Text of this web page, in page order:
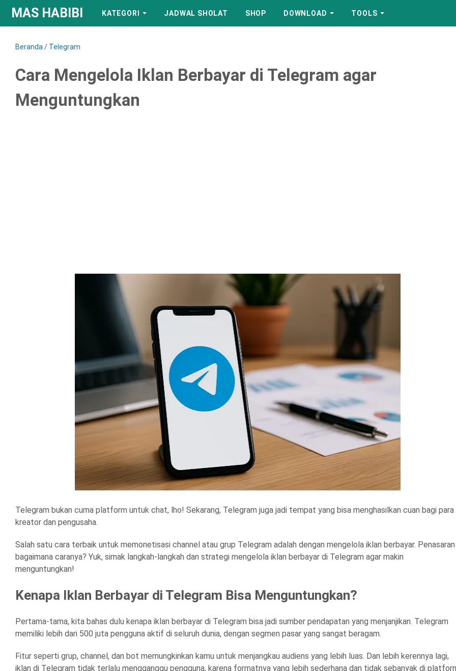
MAS HABIBI KATEGORI JADWAL SHOLAT SHOP DOWNLOAD TOOLS
Beranda / Telegram
Cara Mengelola Iklan Berbayar di Telegram agar
Menguntungkan
Telegram bukan cuma platform untuk chat, lho! Sekarang, Telegram juga jadi tempat yang bisa menghasilkan cuan bagi para
kreator dan pengusaha.
Salah satu cara terbaik untuk memonetisasi channel atau grup Telegram adalah dengan mengelola iklan berbayar. Penasaran
bagaimana caranya? Yuk, simak langkah-langkah dan strategi mengelola iklan berbayar di Telegram agar makin
menguntungkan!
Kenapa Iklan Berbayar di Telegram Bisa Menguntungkan?
Pertama-tama, kita bahas dulu kenapa iklan berbayar di Telegram bisa jadi sumber pendapatan yang menjanjikan. Telegram
memiliki lebih dari 500 juta pengguna aktif di seluruh dunia, dengan segmen pasar yang sangat beragam.
Fitur seperti grup, channel, dan bot memungkinkan kamu untuk menjangkau audiens yang lebih luas. Dan lebih kerennya lagi,
iklan di Telegram tidak terlalu mengganggu pengguna, karena formatnya yang lebih sederhana dan tidak sebanyak di